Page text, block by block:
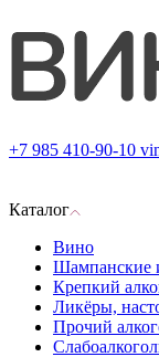
+7 985 410-90-10
Каталог
Вино
Шампанские
Крепкий
Ликёры,
Прочий